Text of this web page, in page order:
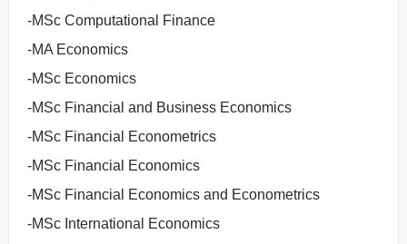
-MSc Computational Finance
-MA Economics
-MSc Economics
-MSc Financial and Business Economics
-MSc Financial Econometrics
-MSc Financial Economics
-MSc Financial Economics and Econometrics
-MSc International Economics